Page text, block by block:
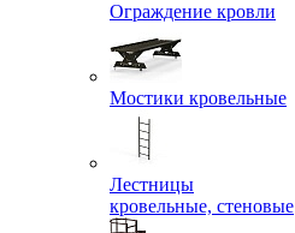
Ограждение кровли
Мостики кровельные
Лестницы
кровельные, стеновые